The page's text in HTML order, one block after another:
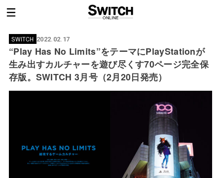
SWITCH 2022.02.17
“Play Has No Limits”をテーマにPlayStationが
生み出すカルチャーを遊び尽くす70ページ完全保
存版。SWITCH 3月号（2月20日発売）